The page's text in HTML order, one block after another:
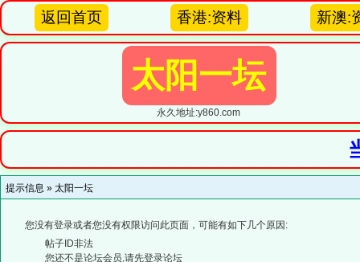
返回首页 香港:资料 新澳:
太阳一坛
永久地址:y860.com
提示信息 » 太阳一坛
您没有登录或者您没有权限访问此页面，可能有如下几个原因:
帖子ID非法
您还不是论坛会员,请先登录论坛